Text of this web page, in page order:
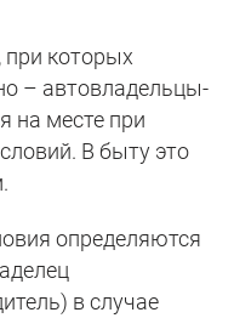
которых
– автовладельцы-
на месте при
В быту это
определяются
в случае